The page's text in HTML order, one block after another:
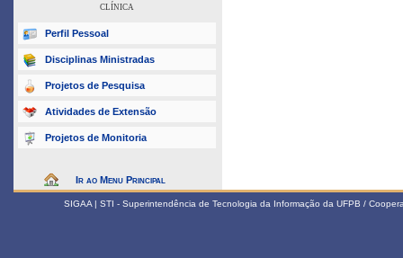
CLÍNICA
Perfil Pessoal
Disciplinas Ministradas
Projetos de Pesquisa
Atividades de Extensão
Projetos de Monitoria
Ir ao Menu Principal
SIGAA | STI - Superintendência de Tecnologia da Informação da UFPB /